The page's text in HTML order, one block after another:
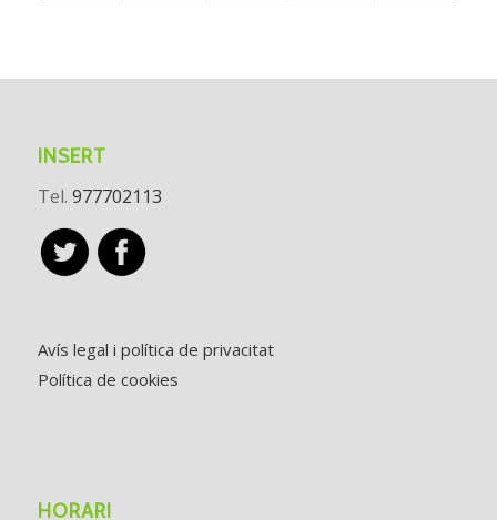
INSERT
Tel. 977702113
Avís legal i política de privacitat
Política de cookies
HORARI